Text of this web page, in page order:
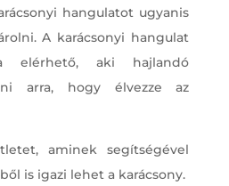
hangulatot ugyanis
A karácsonyi hangulat
elérhető, aki hajlandó
arra, hogy élvezze az
aminek segítségével
is igazi lehet a karácsony.